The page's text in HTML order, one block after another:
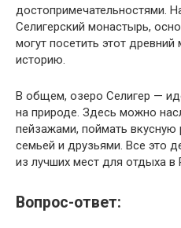
достопримечательностями.
Селигерский монастырь,
могут посетить этот
историю.
В общем, озеро Селигер —
на природе. Здесь можно
пейзажами, поймать вкусную
семьей и друзьями. Все это
из лучших мест для отдыха в
Вопрос-ответ: